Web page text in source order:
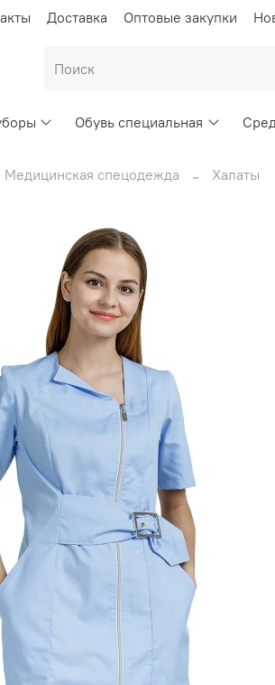
Доставка Оптовые закупки
Обувь специальная
Медицинская спецодежда Халаты